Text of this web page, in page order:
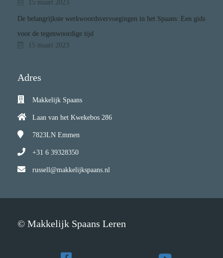
15 maart 2023
De belangrijkste werkwoordsvervoegingen in het Spaans: Een gids
voor de tegenwoordige tijd
15 maart 2023
Adres
Makkelijk Spaans
Laan van het Kwekebos 286
7823LN Emmen
+31 6 39328350
russell@makkelijkspaans.nl
© Makkelijk Spaans Leren